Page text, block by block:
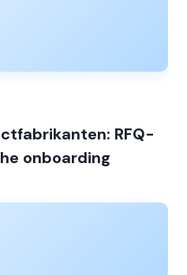
RFQ-
onboarding